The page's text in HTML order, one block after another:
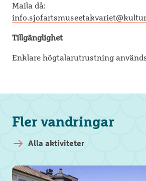
Maila då:
Tillgänglighet
Enklare högtalarutrustning
Fler vandringar
Alla aktiviteter